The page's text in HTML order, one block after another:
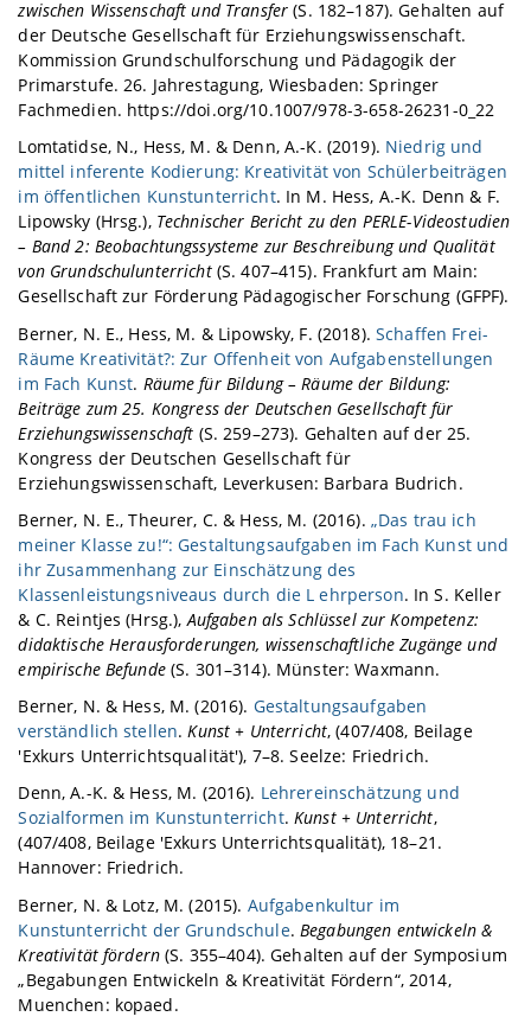
zwischen Wissenschaft und Transfer (S. 182–187). Gehalten auf
der Deutsche Gesellschaft für Erziehungswissenschaft.
Kommission Grundschulforschung und Pädagogik der
Primarstufe. 26. Jahrestagung, Wiesbaden: Springer
Fachmedien. https://doi.org/10.1007/978-3-658-26231-0_22
Lomtatidse, N., Hess, M. & Denn, A.-K. (2019). Niedrig und
mittel inferente Kodierung: Kreativität von Schülerbeiträgen
im öffentlichen Kunstunterricht. In M. Hess, A.-K. Denn & F.
Lipowsky (Hrsg.), Technischer Bericht zu den PERLE-Videostudien
– Band 2: Beobachtungssysteme zur Beschreibung und Qualität
von Grundschulunterricht(S. 407–415). Frankfurt am Main:
Gesellschaft zur Förderung Pädagogischer Forschung (GFPF).
Berner, N. E., Hess, M. & Lipowsky, F. (2018). Schaffen Frei-
Räume Kreativität?: Zur Offenheit von Aufgabenstellungen
im Fach Kunst. Räume für Bildung – Räume der Bildung:
Beiträge zum 25. Kongress der Deutschen Gesellschaft für
Erziehungswissenschaft (S. 259–273). Gehalten auf der 25.
Kongress der Deutschen Gesellschaft für
Erziehungswissenschaft, Leverkusen: Barbara Budrich.
Berner, N. E., Theurer, C. & Hess, M. (2016). „Das trau ich
meiner Klasse zu!“: Gestaltungsaufgaben im Fach Kunst und
ihr Zusammenhang zur Einschätzung des
Klassenleistungsniveaus durch die L ehrperson. In S. Keller
& C. Reintjes (Hrsg.),Aufgaben als Schlüssel zur Kompetenz:
didaktische Herausforderungen, wissenschaftliche Zugänge und
empirische Befunde(S. 301–314). Münster: Waxmann.
Berner, N. & Hess, M. (2016). Gestaltungsaufgaben
verständlich stellen.Kunst + Unterricht, (407/408, Beilage
'Exkurs Unterrichtsqualität'), 7–8. Seelze: Friedrich.
Denn, A.-K. & Hess, M. (2016). Lehrereinschätzung und
Sozialformen im Kunstunterricht.Kunst + Unterricht,
(407/408, Beilage 'Exkurs Unterrichtsqualität), 18–21.
Hannover: Friedrich.
Berner, N. & Lotz, M. (2015). Aufgabenkultur im
Kunstunterricht der Grundschule. Begabungen entwickeln &
Kreativität fördern (S. 355–404). Gehalten auf der Symposium
„Begabungen Entwickeln & Kreativität Fördern“, 2014,
Muenchen: kopaed.